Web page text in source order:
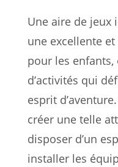
Une aire de jeux
une excellente
pour les
d’activités qui
esprit
créer une telle
disposer d’un
installer les